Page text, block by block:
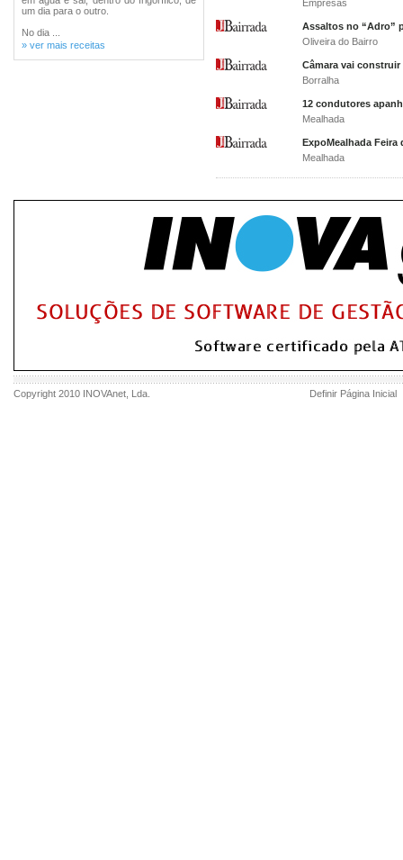
um dia para o outro.
No dia ...
» ver mais receitas
Empresas
Assaltos no “Adro”
Oliveira do Bairro
Câmara vai
Borralha
12 condutores
Mealhada
ExpoMealhada Feira
Mealhada
Copyright 2010 INOVAnet , Lda. Definir Página Inicial